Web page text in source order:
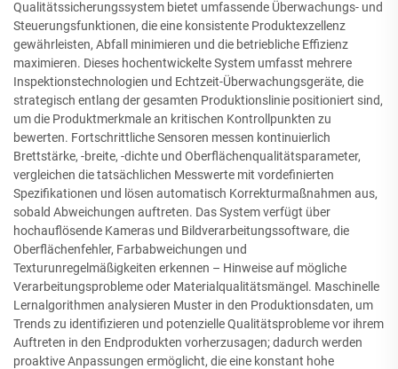
Qualitätssicherungssystem bietet umfassende Überwachungs- und
Steuerungsfunktionen, die eine konsistente Produktexzellenz
gewährleisten, Abfall minimieren und die betriebliche Effizienz
maximieren. Dieses hochentwickelte System umfasst mehrere
Inspektionstechnologien und Echtzeit-Überwachungsgeräte, die
strategisch entlang der gesamten Produktionslinie positioniert sind,
um die Produktmerkmale an kritischen Kontrollpunkten zu
bewerten. Fortschrittliche Sensoren messen kontinuierlich
Brettstärke, -breite, -dichte und Oberflächenqualitätsparameter,
vergleichen die tatsächlichen Messwerte mit vordefinierten
Spezifikationen und lösen automatisch Korrekturmaßnahmen aus,
sobald Abweichungen auftreten. Das System verfügt über
hochauflösende Kameras und Bildverarbeitungssoftware, die
Oberflächenfehler, Farbabweichungen und
Texturunregelmäßigkeiten erkennen – Hinweise auf mögliche
Verarbeitungsprobleme oder Materialqualitätsmängel. Maschinelle
Lernalgorithmen analysieren Muster in den Produktionsdaten, um
Trends zu identifizieren und potenzielle Qualitätsprobleme vor ihrem
Auftreten in den Endprodukten vorherzusagen; dadurch werden
proaktive Anpassungen ermöglicht, die eine konstant hohe